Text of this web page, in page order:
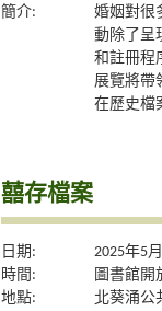
簡介:
婚姻對很
動除了呈
和註冊程
展覽將帶
在歷史檔
囍存檔案
日期:
2025年5
時間:
圖書館開
地點:
北葵涌公